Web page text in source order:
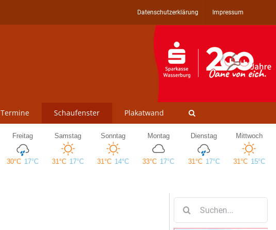
Datenschutzerklärung Impressum
Termine Schaufenster Plakatwand
nach: